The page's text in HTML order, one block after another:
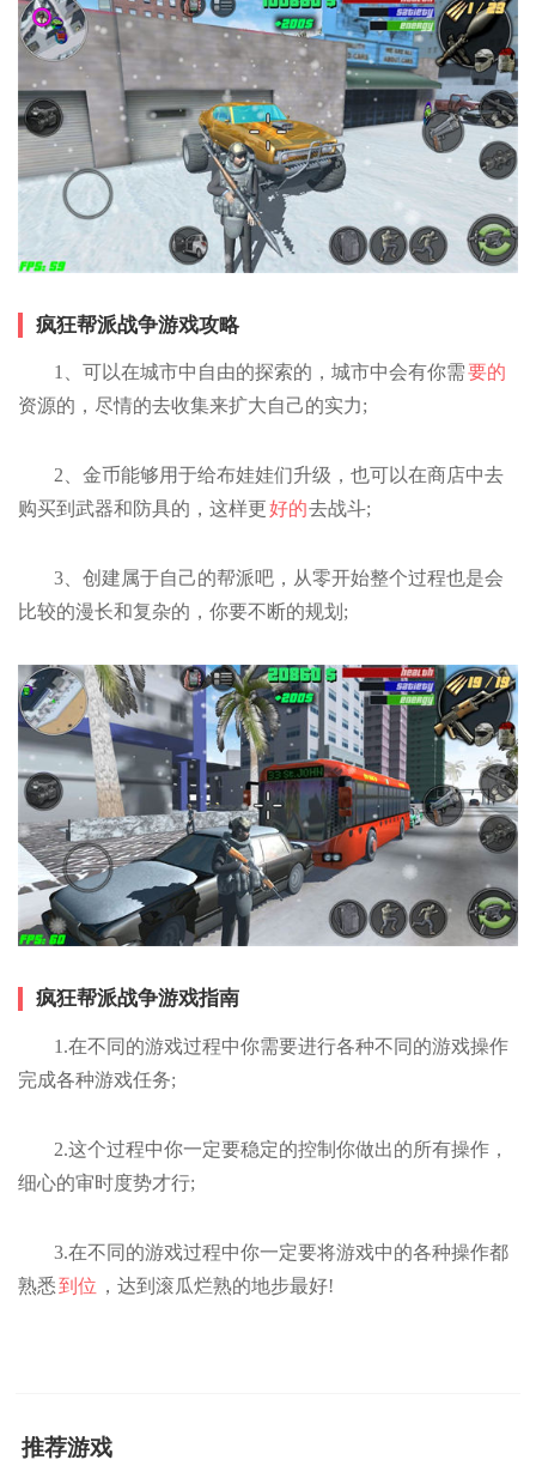
疯狂帮派战争游戏攻略
1、可以在城市中自由的探索的，城市中会有你需要的
资源的，尽情的去收集来扩大自己的实力;
2、金币能够用于给布娃娃们升级，也可以在商店中去
购买到武器和防具的，这样更好的去战斗;
3、创建属于自己的帮派吧，从零开始整个过程也是会
比较的漫长和复杂的，你要不断的规划;
疯狂帮派战争游戏指南
1.在不同的游戏过程中你需要进行各种不同的游戏操作
完成各种游戏任务;
2.这个过程中你一定要稳定的控制你做出的所有操作，
细心的审时度势才行;
3.在不同的游戏过程中你一定要将游戏中的各种操作都
熟悉到位 ，达到滚瓜烂熟的地步最好!
推荐游戏